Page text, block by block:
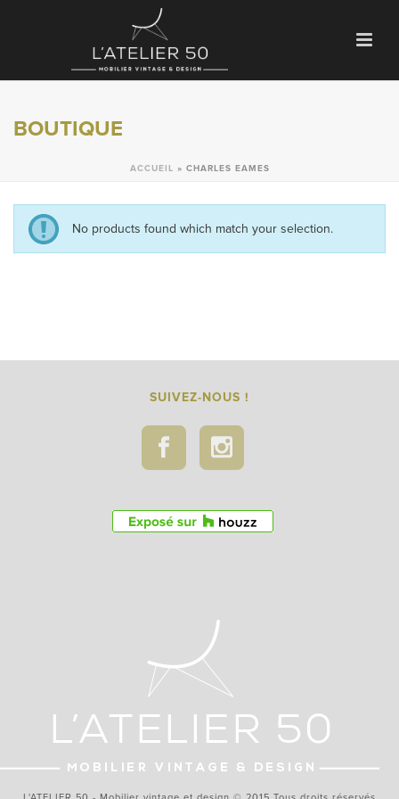
BOUTIQUE
ACCUEIL » CHARLES EAMES
No products found which match your selection.
SUIVEZ-NOUS !